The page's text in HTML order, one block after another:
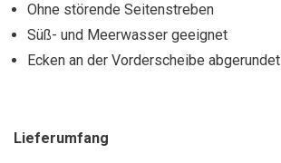
Ohne störende Seitenstreben
Süß- und Meerwasser geeignet
Ecken an der Vorderscheibe abgerundet
Lieferumfang